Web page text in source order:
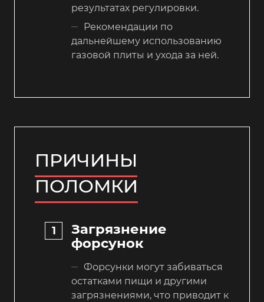
результатах регулировки.
Рекомендации по
дальнейшему использованию
газовой плиты и ухода за ней.
ПРИЧИНЫ
ПОЛОМКИ
Загрязнение
форсунок
Форсунки могут забиваться
остатками пищи и другими
загрязнениями, что приводит к